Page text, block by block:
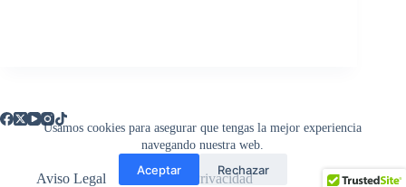
Usamos cookies para asegurar que tengas la mejor experiencia
navegando nuestra web.
Aceptar Rechazar
Aviso Legal Política de Privacidad